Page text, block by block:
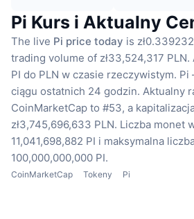
Pi Kurs i Aktualny
The live Pi price today is
trading volume of zł33,524,317 PLN.
PI do PLN w czasie rzeczywistym. Pi
ciągu ostatnich 24 godzin. Aktualny
CoinMarketCap to #53, a
zł3,745,696,633 PLN. Liczba monet
11,041,698,882 PI i maksymalna
100,000,000,000 PI.
CoinMarketCap Tokeny Pi